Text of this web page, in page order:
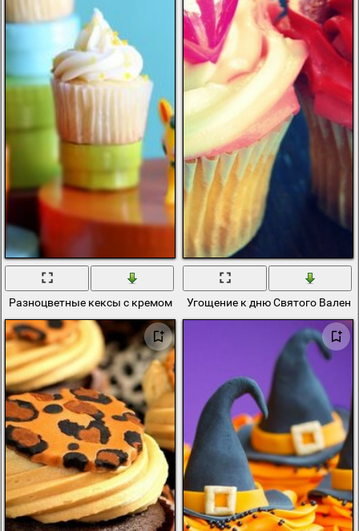
Разноцветные кексы с кремом и посыпкойУгощение к дню Святого